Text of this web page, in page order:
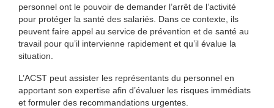
personnel ont le pouvoir de demander l’arrêt de l’activité
pour protéger la santé des salariés. Dans ce contexte, ils
peuvent faire appel au service de prévention et de santé au
travail pour qu’il intervienne rapidement et qu’il évalue la
situation.
L’ACST peut assister les représentants du personnel en
apportant son expertise afin d’évaluer les risques immédiats
et formuler des recommandations urgentes.